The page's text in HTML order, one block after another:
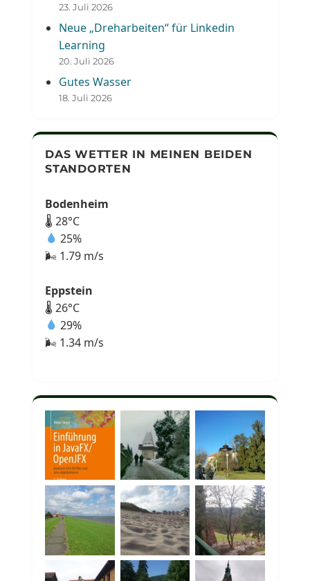
23. Juli 2026
Neue „Dreharbeiten“ für Linkedin
Learning
20. Juli 2026
Gutes Wasser
18. Juli 2026
DAS WETTER IN MEINEN BEIDEN
STANDORTEN
Bodenheim
🌡 28°C
25%
🌬 1.79 m/s
Eppstein
🌡 26°C
29%
🌬 1.34 m/s